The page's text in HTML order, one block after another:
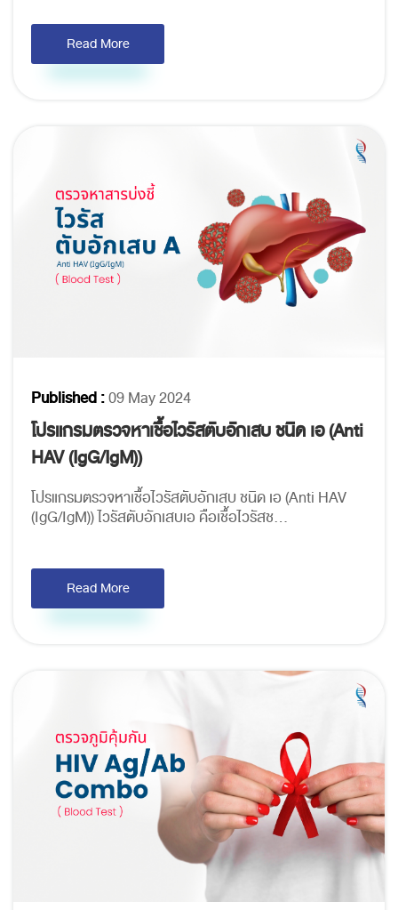
Read More
Published :09 May 2024
โปรแกรมตรวจหาเชื้อไวรัสตับอักเสบ ชนิด เอ (Anti
HAV (IgG/IgM))
โปรแกรมตรวจหาเชื้อไวรัสตับอักเสบ ชนิด เอ (Anti HAV
(IgG/IgM)) ไวรัสตับอักเสบเอ คือเชื้อไวรัสช...
Read More